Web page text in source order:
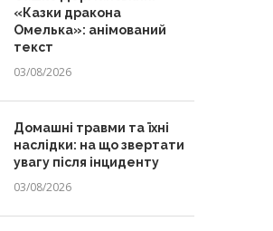
«Казки дракона
Омелька»: анімований
текст
03/08/2026
Домашні травми та їхні
наслідки: на що звертати
увагу після інциденту
03/08/2026